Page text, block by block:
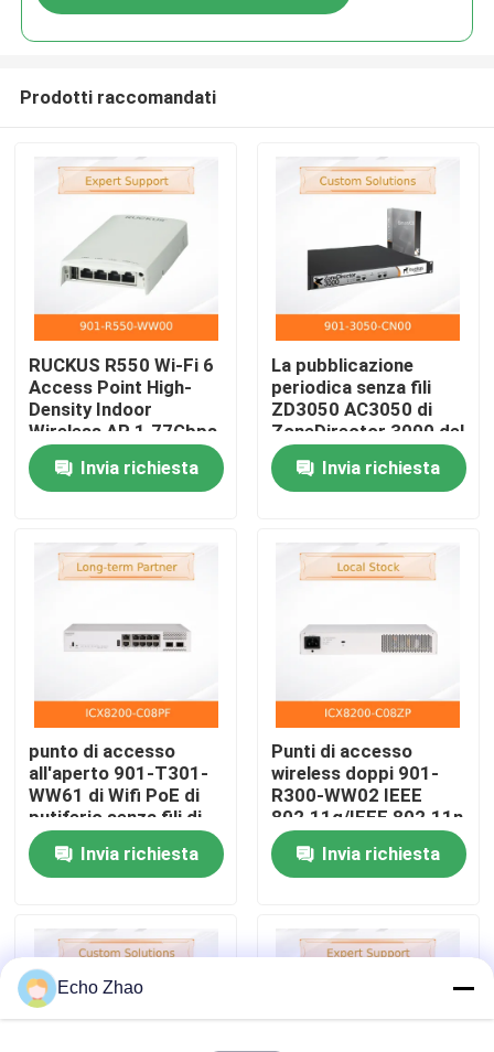
Casa.
Prodotti
Video
Chi Siamo
Controllo della qualità
Contattaci
Casi
Prodotti raccomandati
RUCKUS R550 Wi-Fi 6
Access Point High-
Density Indoor
Wireless AP 1.77Gbps
512+ Clients
Tecnologia BeamFlex+
Invia richiesta
La pubblicazione
periodica senza fili
ZD3050 AC3050 di
ZoneDirector 3000 del
regolatore di putiferio
901-3050-CN00 ha
conceduto una licenza
Invia richiesta
punto di accesso
all'aperto 901-T301-
WW61 di Wifi PoE di
putiferio senza fili di
802.3af
Invia richiesta
Punti di accesso
wireless doppi 901-
R300-WW02 IEEE
802.11g/IEEE 802.11n
di putiferio di Zoneflex
Invia richiesta
Echo Zhao